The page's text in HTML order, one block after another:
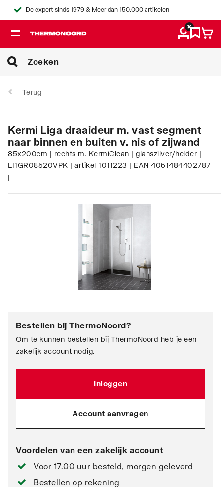
De expert sinds 1979 & Meer dan 150.000 artikelen
Terug
Kermi Liga draaideur m. vast segment
naar binnen en buiten v. nis of zijwand
85x200cm | rechts m. KermiClean | glanszilver/helder |
LI1GR08520VPK | artikel 1011223 | EAN 4051484402787
|
Bestellen bij ThermoNoord?
Om te kunnen bestellen bij ThermoNoord heb je een
zakelijk account nodig.
Inloggen
Account aanvragen
Voordelen van een zakelijk account
Voor 17.00 uur besteld, morgen geleverd
Bestellen op rekening